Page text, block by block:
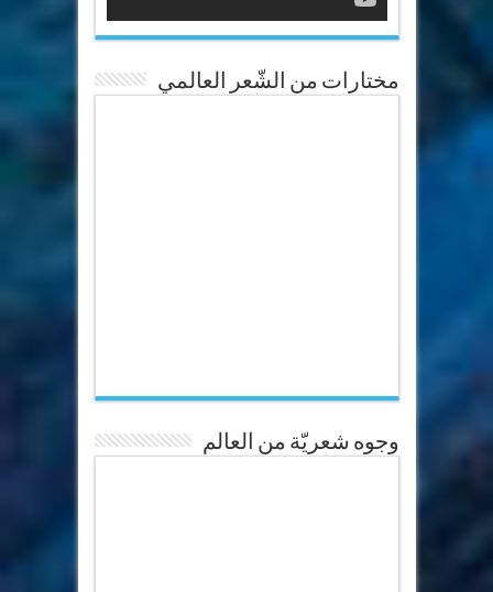
مختارات من الشّعر العالمي
وجوه شعريّة من العالم